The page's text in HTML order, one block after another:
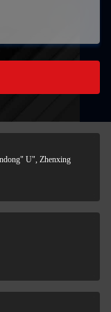
U", Zhenxing